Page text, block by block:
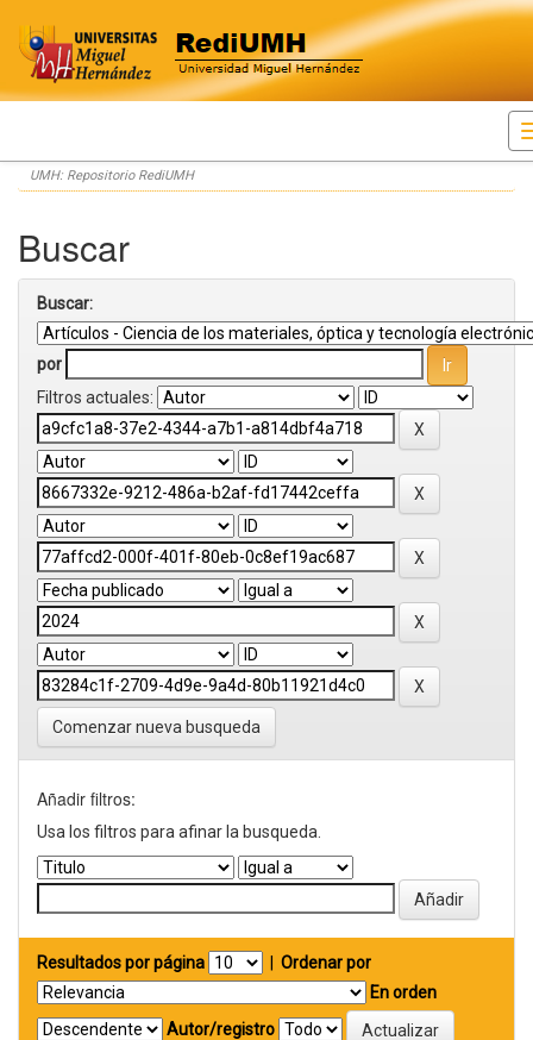
Skip
navigation
UMH: Repositorio RediUMH
Buscar
Buscar:
por
Filtros actuales:
Comenzar nueva busqueda
Añadir filtros:
Usa los filtros para afinar la busqueda.
Resultados por página
Ordenar por
En orden
Autor/registro